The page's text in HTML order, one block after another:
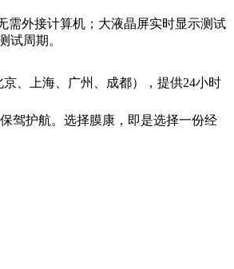
需外接计算机；大液晶屏实时显示测试
试周期。
、上海、广州、成都），提供24小时
驾护航。选择膜康，即是选择一份经